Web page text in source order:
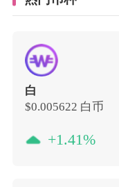
白
$0.005622 白币
+1.41%